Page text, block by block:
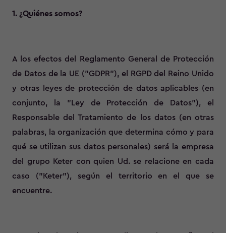
1. ¿Quiénes somos?
A los efectos del Reglamento General de Protección
de Datos de la UE ("GDPR"), el RGPD del Reino Unido
y otras leyes de protección de datos aplicables (en
conjunto, la "Ley de Protección de Datos"), el
Responsable del Tratamiento de los datos (en otras
palabras, la organización que determina cómo y para
qué se utilizan sus datos personales) será la empresa
del grupo Keter con quien Ud. se relacione en cada
caso ("Keter"), según el territorio en el que se
encuentre.